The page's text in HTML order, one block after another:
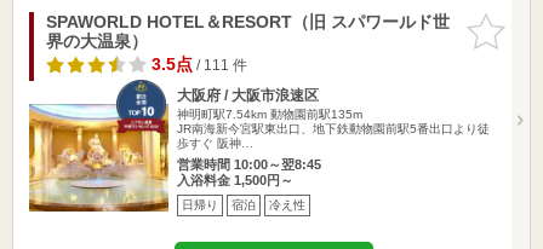
お気に入
りに追加
SPAWORLD HOTEL＆RESORT（旧 スパワールド世
界の大温泉）
3.5点/ 111 件
大阪府 / 大阪市浪速区
神明町駅7.54km 動物園前駅135m
JR南海新今宮駅東出口、地下鉄動物園前駅5番出口より徒
歩すぐ 阪神…
営業時間 10:00～翌8:45
入浴料金 1,500円～
日帰り 宿泊 冷え性